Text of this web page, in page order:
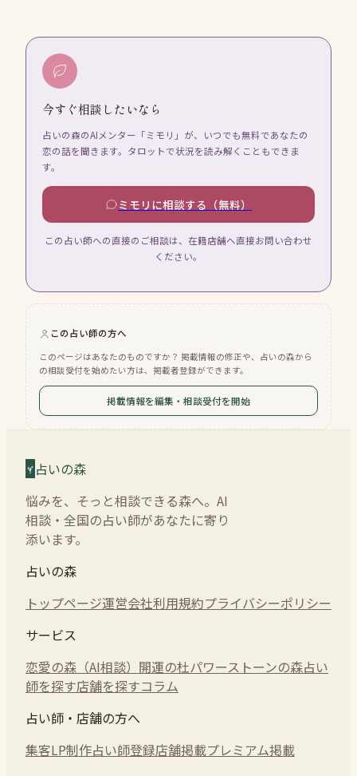
今すぐ相談したいなら
占いの森のAIメンター「ミモリ」が、いつでも無料であなたの
恋の話を聞きます。タロットで状況を読み解くこともできま
す。
ミモリに相談する（無料）
この占い師への直接のご相談は、在籍店舗へ直接お問い合わせ
ください。
この占い師の方へ
このページはあなたのものですか？ 掲載情報の修正や、占いの森から
の相談受付を始めたい方は、掲載者登録ができます。
掲載情報を編集・相談受付を開始
占いの森
悩みを、そっと相談できる森へ。AI
相談・全国の占い師があなたに寄り
添います。
占いの森
トップページ運営会社利用規約プライバシーポリシー
サービス
恋愛の森（AI相談） 開運の杜パワーストーンの森占い
師を探す店舗を探すコラム
占い師・店舗の方へ
集客LP制作占い師登録店舗掲載プレミアム掲載